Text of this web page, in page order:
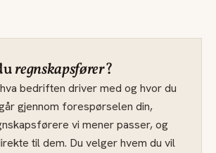
regnskapsfører?
bedriften driver med og hvor du
gjennom forespørselen din,
vi mener passer, og
til dem. Du velger hvem du vil